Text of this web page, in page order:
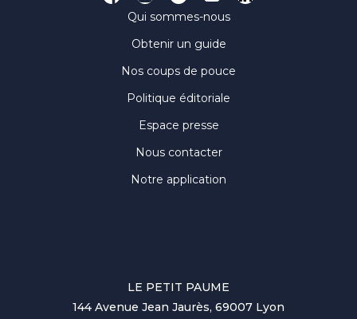
Qui sommes-nous
Obtenir un guide
Nos coups de pouce
Politique éditoriale
Espace presse
Nous contacter
Notre application
LE PETIT PAUME
144 Avenue Jean Jaurès, 69007 Lyon